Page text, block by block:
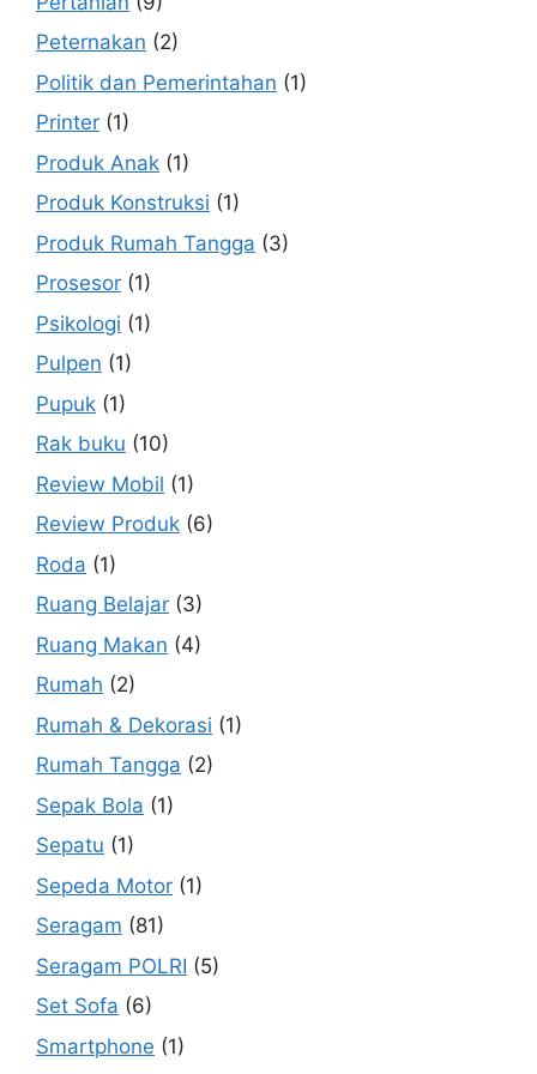
Peternakan (2)
Politik dan Pemerintahan (1)
Printer (1)
Produk Anak (1)
Produk Konstruksi (1)
Produk Rumah Tangga (3)
Prosesor (1)
Psikologi (1)
Pulpen (1)
Pupuk (1)
Rak buku (10)
Review Mobil (1)
Review Produk (6)
Roda (1)
Ruang Belajar (3)
Ruang Makan (4)
Rumah (2)
Rumah & Dekorasi (1)
Rumah Tangga (2)
Sepak Bola (1)
Sepatu (1)
Sepeda Motor (1)
Seragam (81)
Seragam POLRI (5)
Set Sofa (6)
Smartphone (1)